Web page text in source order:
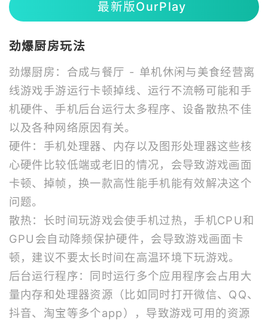
最新版OurPlay
劲爆厨房玩法
劲爆厨房：合成与餐厅 - 单机休闲与美食经营离
线游戏手游运行卡顿掉线、运行不流畅可能和手
机硬件、手机后台运行太多程序、设备散热不佳
以及各种网络原因有关。
硬件：手机处理器、内存以及图形处理器这些核
心硬件比较低端或老旧的情况，会导致游戏画面
卡顿、掉帧，换一款高性能手机能有效解决这个
问题。
散热：长时间玩游戏会使手机过热，手机CPU和
GPU会自动降频保护硬件，会导致游戏画面卡
顿，建议不要太长时间在高温环境下玩游戏。
后台运行程序：同时运行多个应用程序会占用大
量内存和处理器资源（比如同时打开微信、QQ、
抖音、淘宝等多个app），导致游戏可用的资源